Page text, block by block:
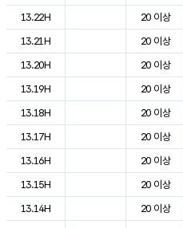
13.22H
20 이상
13.21H
20 이상
13.20H
20 이상
13.19H
20 이상
13.18H
20 이상
13.17H
20 이상
13.16H
20 이상
13.15H
20 이상
13.14H
20 이상